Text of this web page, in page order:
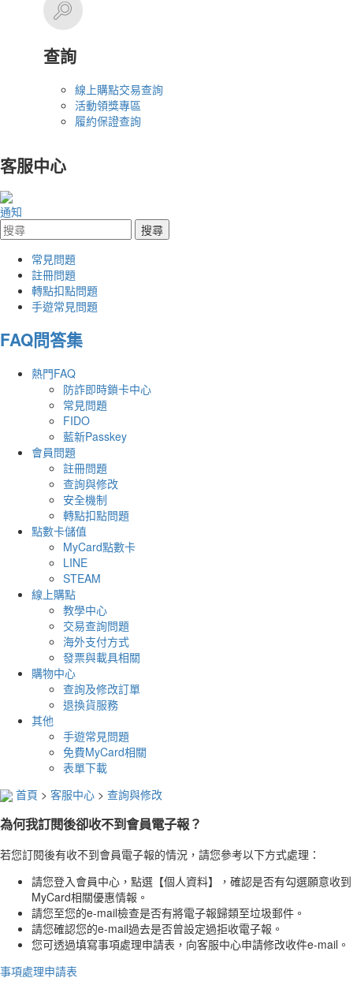
查詢
線上購點交易查詢
活動領獎專區
履約保證查詢
客服中心
通知
常見問題
註冊問題
轉點扣點問題
手遊常見問題
FAQ問答集
熱門FAQ
防詐即時鎖卡中心
常見問題
FIDO
藍新Passkey
會員問題
註冊問題
查詢與修改
安全機制
轉點扣點問題
點數卡儲值
MyCard點數卡
LINE
STEAM
線上購點
教學中心
交易查詢問題
海外支付方式
發票與載具相關
購物中心
查詢及修改訂單
退換貨服務
其他
手遊常見問題
免費MyCard相關
表單下載
首頁 > 客服中心 > 查詢與修改
為何我訂閱後卻收不到會員電子報？
若您訂閱後有收不到會員電子報的情況，請您參考以下方式處理：
請您登入會員中心，點選【個人資料】，確認是否有勾選願意收到
MyCard相關優惠情報。
請您至您的e-mail檢查是否有將電子報歸類至垃圾郵件。
請您確認您的e-mail過去是否曾設定過拒收電子報。
您可透過填寫事項處理申請表，向客服中心申請修改收件e-mail。
事項處理申請表